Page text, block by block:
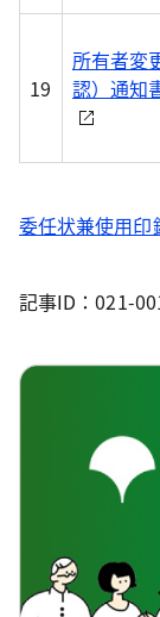
19
所有者変
認）通知
委任状兼使用印
記事ID：021-